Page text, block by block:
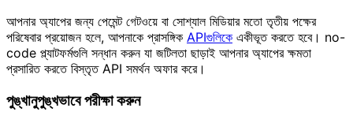
আপনার অ্যাপের জন্য পেমেন্ট গেটওয়ে বা সোশ্যাল মিডিয়ার মতো তৃতীয় পক্ষের
পরিষেবার প্রয়োজন হলে, আপনাকে প্রাসঙ্গিক APIগুলিকে একীভূত করতে হবে। no-
code প্ল্যাটফর্মগুলি সন্ধান করুন যা জটিলতা ছাড়াই আপনার অ্যাপের ক্ষমতা
প্রসারিত করতে বিস্তৃত API সমর্থন অফার করে।
পুঙ্খানুপুঙ্খভাবে পরীক্ষা করুন